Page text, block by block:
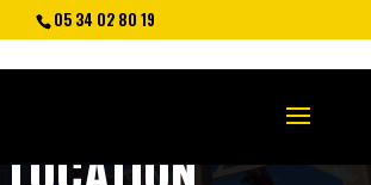
05 34 02 80 19